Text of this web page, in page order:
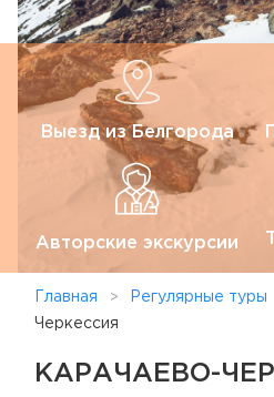
Выезд из Белгорода
Авторские экскурсии
Главная Регулярные туры
Черкессия
КАРАЧАЕВО-